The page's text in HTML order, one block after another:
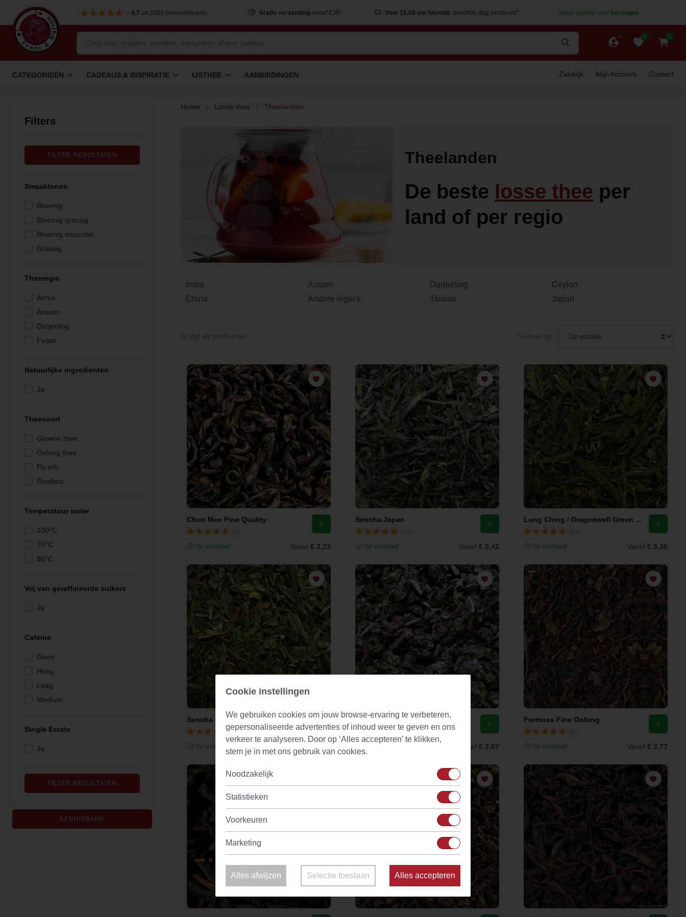
– 9,7 uit 3589 beoordelingen Gratis verzending vanaf €39* Voor 15.00 uur besteld , dezelfde dag verstuurd* Spaar punten voor kortingen
0 0
CATEGORIEËN CADEAUS & INSPIRATIE IJSTHEE AANBIEDINGEN Zakelijk Mijn Account Contact
Filters
FILTER RESULTATEN
Smaaktonen
Bloemig
Bloemig grassig
Bloemig muscatel
Grassig
Mout
Zoet rokerig
Theeregio
Anhui
Assam
Darjeeling
Fuijan
Ruhuna
Natuurlijke ingredienten
Ja
Theesoort
Groene thee
Oolong thee
Pu erh
Rooibos
Zwarte thee
Temperatuur water
100°C
70°C
80°C
Vrij van geraffineerde suikers
Ja
Cafeine
Geen
Hoog
Laag
Medium
Single Estate
Ja
FILTER RESULTATEN
KENNISBANK
Home Losse thee Theelanden
Theelanden
De beste losse thee per
land of per regio
India Assam Darjeeling
Ceylon
China
Andere regio's Taiwan Japan
Chun Mee Fine Quality
Op voorraad Vanaf € 3,23
Sencha Japan
Op voorraad Vanaf € 5,42
Lung Ching / Dragonwell Green Tea
Op voorraad Vanaf € 5,30
Sencha China Standard
(5)
Op voorraad Vanaf € 2,59
Tien Kuan Yin Oolong
(9)
Vanaf € 3,67
Formosa Fine Oolong
Op voorraad Vanaf € 3,77
Cookie instellingen
We gebruiken cookies om jouw browse-ervaring te verbeteren,
gepersonaliseerde advertenties of inhoud weer te geven en ons
verkeer te analyseren. Door op ‘Alles accepteren’ te klikken,
stem je in met ons gebruik van cookies.
Noodzakelijk
Statistieken
Voorkeuren
Marketing
Alles afwijzen Selectie toestaan Alles accepteren